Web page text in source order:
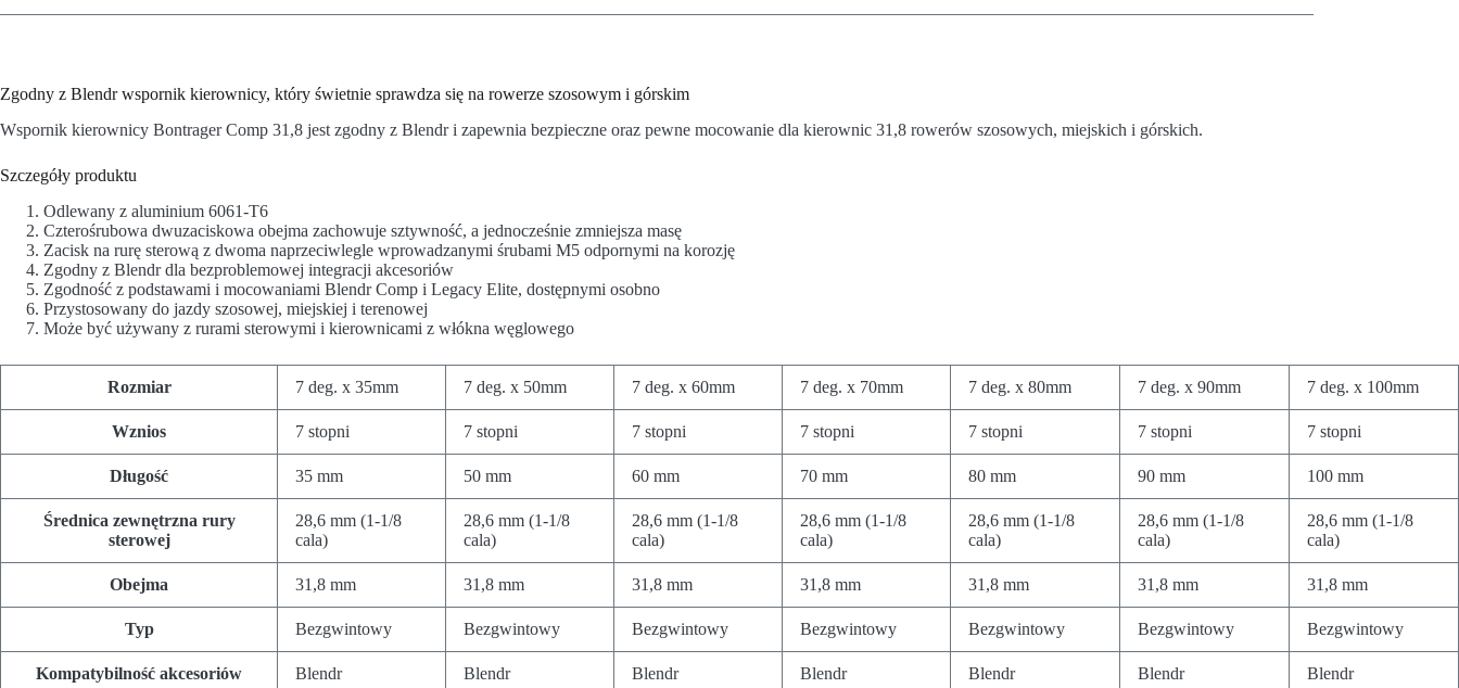
Zgodny z Blendr wspornik kierownicy, który świetnie sprawdza się na rowerze szosowym i górskim
Wspornik kierownicy Bontrager Comp 31,8 jest zgodny z Blendr i zapewnia bezpieczne oraz pewne mocowanie dla kierownic 31,8 rowerów szosowych, miejskich i górskich.
Szczegóły produktu
Odlewany z aluminium 6061-T6
Czterośrubowa dwuzaciskowa obejma zachowuje sztywność, a jednocześnie zmniejsza masę
Zacisk na rurę sterową z dwoma naprzeciwlegle wprowadzanymi śrubami M5 odpornymi na korozję
Zgodny z Blendr dla bezproblemowej integracji akcesoriów
Zgodność z podstawami i mocowaniami Blendr Comp i Legacy Elite, dostępnymi osobno
Przystosowany do jazdy szosowej, miejskiej i terenowej
Może być używany z rurami sterowymi i kierownicami z włókna węglowego
Rozmiar 7 deg. x 35mm 7 deg. x 50mm 7 deg. x 60mm 7 deg. x 70mm 7 deg. x 80mm 7 deg. x 90mm 7 deg. x 100mm
Wznios 7 stopni 7 stopni 7 stopni 7 stopni 7 stopni 7 stopni 7 stopni
Długość 35 mm 50 mm 60 mm 70 mm 80 mm 90 mm 100 mm
Średnica zewnętrzna rury
sterowej
28,6 mm (1-1/8
cala)
28,6 mm (1-1/8
cala)
28,6 mm (1-1/8
cala)
28,6 mm (1-1/8
cala)
28,6 mm (1-1/8
cala)
28,6 mm (1-1/8
cala)
28,6 mm (1-1/8
cala)
Obejma 31,8 mm 31,8 mm 31,8 mm 31,8 mm 31,8 mm 31,8 mm 31,8 mm
Typ Bezgwintowy Bezgwintowy Bezgwintowy Bezgwintowy Bezgwintowy Bezgwintowy Bezgwintowy
Kompatybilność akcesoriów Blendr Blendr Blendr Blendr Blendr Blendr Blendr